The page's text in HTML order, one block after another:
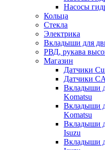
Насосы
Кольца
Стекла
Электрика
Вкладыши для
РВД, рукава
Магазин
Датчики
Датчики
Вкладыши
Komatsu
Вкладыши
Komatsu
Вкладыши
Isuzu
Вкладыши